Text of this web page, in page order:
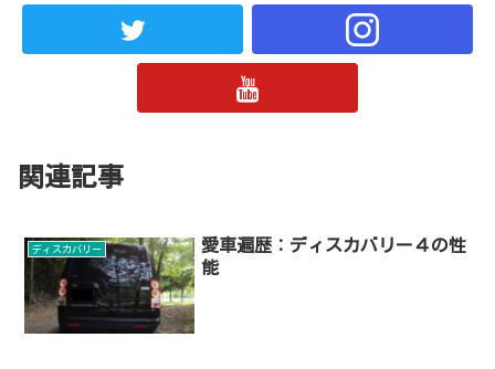
関連記事
ディスカバリー
愛車遍歴：ディスカバリー４の性
能